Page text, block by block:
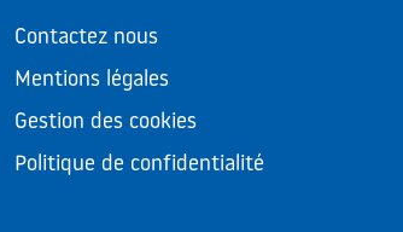
Contactez nous
Mentions légales
Gestion des cookies
Politique de confidentialité